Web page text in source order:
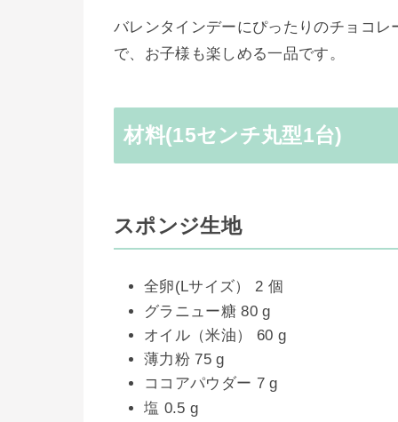
バレンタインデーにぴったりのチョコ
で、お子様も楽しめる一品です。
材料(15センチ丸型1台)
スポンジ生地
全卵(Lサイズ） 2 個
グラニュー糖 80 g
オイル（米油） 60 g
薄力粉 75 g
ココアパウダー 7 g
塩 0.5 g